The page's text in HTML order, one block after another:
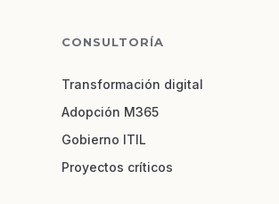
CONSULTORÍA
Transformación digital
Adopción M365
Gobierno ITIL
Proyectos críticos